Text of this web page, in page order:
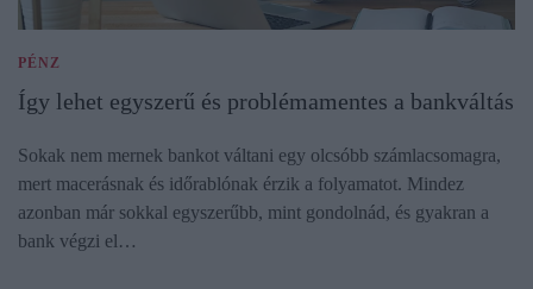
PÉNZ
Így lehet egyszerű és problémamentes a bankváltás
Sokak nem mernek bankot váltani egy olcsóbb számlacsomagra,
mert macerásnak és időrablónak érzik a folyamatot. Mindez
azonban már sokkal egyszerűbb, mint gondolnád, és gyakran a
bank végzi el…